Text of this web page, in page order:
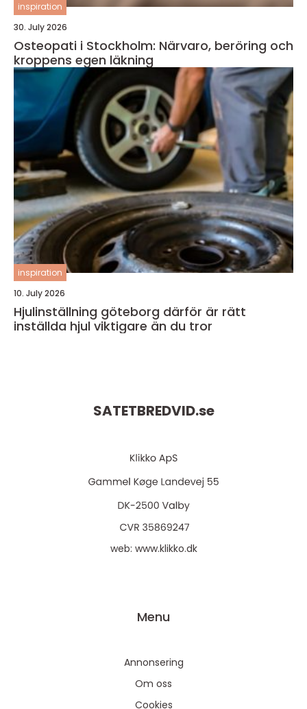
inspiration
30. July 2026
Osteopati i Stockholm: Närvaro, beröring och
kroppens egen läkning
inspiration
10. July 2026
Hjulinställning göteborg därför är rätt
inställda hjul viktigare än du tror
SATETBREDVID.se
web: www.klikko.dk
Menu
Annonsering
Om oss
Cookies